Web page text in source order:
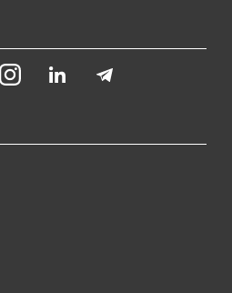
Instagram LinkedIn